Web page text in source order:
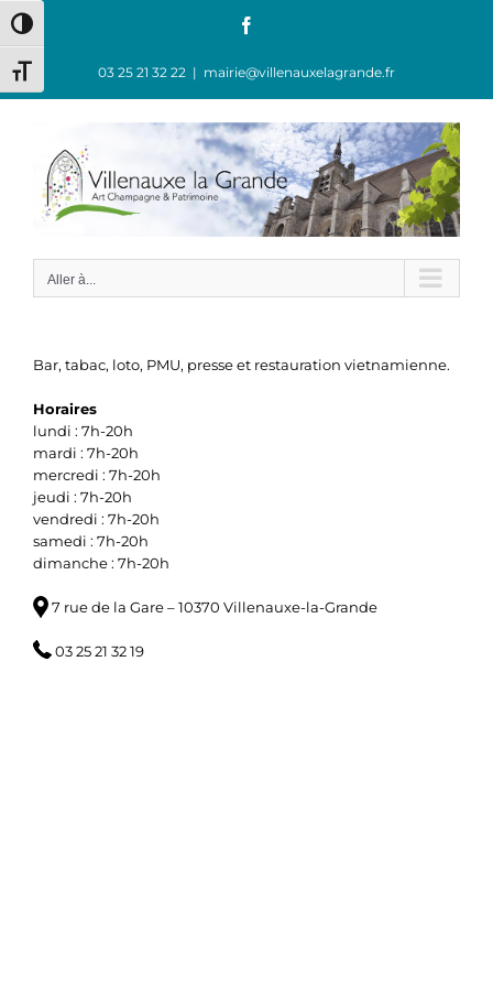
Passer en contraste élevé
Changer la taille de la police
Passer
au
03 25 21 32 22 | mairie@villenauxelagrande.fr
Aller à...
Bar, tabac, loto, PMU, presse et restauration vietnamienne.
Horaires
lundi : 7h-20h
mardi : 7h-20h
mercredi : 7h-20h
jeudi : 7h-20h
vendredi : 7h-20h
samedi : 7h-20h
dimanche : 7h-20h
7 rue de la Gare – 10370 Villenauxe-la-Grande
03 25 21 32 19